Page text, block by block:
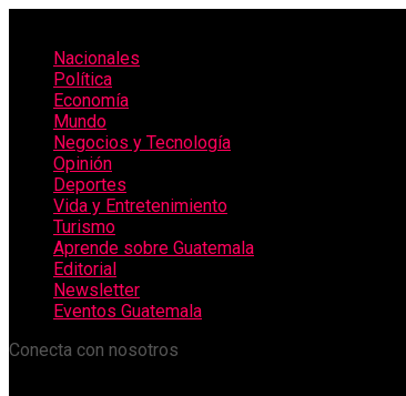
Nacionales
Política
Economía
Mundo
Negocios y Tecnología
Opinión
Deportes
Vida y Entretenimiento
Turismo
Aprende sobre Guatemala
Editorial
Newsletter
Eventos Guatemala
Conecta con nosotros